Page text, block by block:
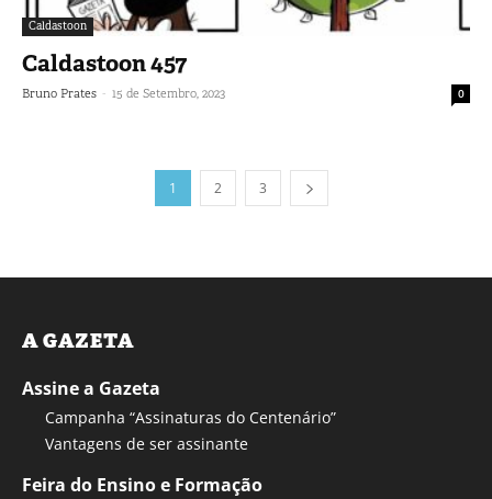
Caldastoon
Caldastoon 457
Bruno Prates - 15 de Setembro, 2023 0
1 2 3
A GAZETA
Assine a Gazeta
Campanha “Assinaturas do Centenário”
Vantagens de ser assinante
Feira do Ensino e Formação